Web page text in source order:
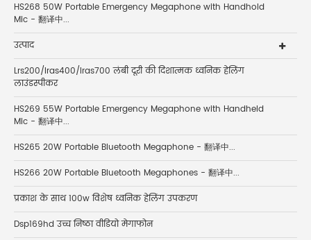
HS268 50W Portable Emergency Megaphone with Handhold
Mic - 翻译中...
उत्पाद
Lrs200/lras400/lras700 लंबी दूरी की दिशात्मक ध्वनिक हेलिंग
लाउंडस्पीकर
HS269 55W Portable Emergency Megaphone with Handheld
Mic - 翻译中...
HS265 20W Portable Bluetooth Megaphone - 翻译中...
HS266 20W Portable Bluetooth Megaphones - 翻译中...
प्रकाश के साथ 100w विशेष ध्वनिक हेलिंग उपकरण
Dsp169hd उच्च निष्ठा वीडियो मेगाफोन